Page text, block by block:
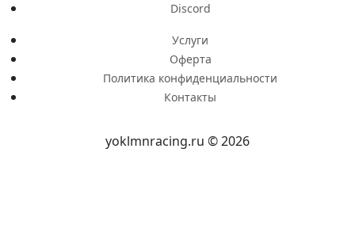
Discord
Услуги
Оферта
Политика конфиденциальности
Контакты
yoklmnracing.ru © 2026